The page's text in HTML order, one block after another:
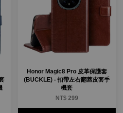
Honor Magic8 Pro 皮革保護套
(BUCKLE) - 扣帶左右翻蓋皮套手
機套
NT$ 299